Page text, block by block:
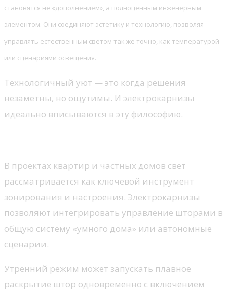
становятся не «дополнением», а полноценным инженерным
элементом. Они соединяют эстетику и технологию, позволяя
управлять естественным светом так же точно, как температурой
или сценариями освещения.
Технологичный уют — это когда решения
незаметны, но ощутимы. И электрокарнизы
идеально вписываются в эту философию.
В проектах квартир и частных домов свет
рассматривается как ключевой инструмент
зонирования и настроения. Электрокарнизы
позволяют интегрировать управление шторами в
общую систему «умного дома» или автономные
сценарии.
Утренний режим может запускать плавное
раскрытие штор одновременно с включением